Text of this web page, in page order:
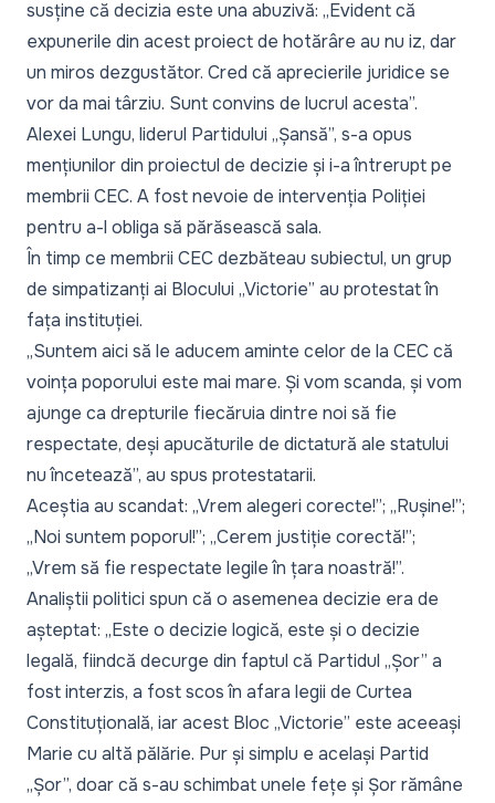
susține că decizia este una abuzivă: „Evident că
expunerile din acest proiect de hotărâre au nu iz, dar
un miros dezgustător. Cred că aprecierile juridice se
vor da mai târziu. Sunt convins de lucrul acesta”.
Alexei Lungu, liderul Partidului „Șansă”, s-a opus
mențiunilor din proiectul de decizie și i-a întrerupt pe
membrii CEC. A fost nevoie de intervenția Poliției
pentru a-l obliga să părăsească sala.
În timp ce membrii CEC dezbăteau subiectul, un grup
de simpatizanți ai Blocului „Victorie” au protestat în
fața instituției.
„Suntem aici să le aducem aminte celor de la CEC că
voința poporului este mai mare. Și vom scanda, și vom
ajunge ca drepturile fiecăruia dintre noi să fie
respectate, deși apucăturile de dictatură ale statului
nu încetează”, au spus protestatarii.
Aceștia au scandat: „Vrem alegeri corecte!”; „Rușine!”;
„Noi suntem poporul!”; „Cerem justiție corectă!”;
„Vrem să fie respectate legile în țara noastră!”.
Analiștii politici spun că o asemenea decizie era de
așteptat: „Este o decizie logică, este și o decizie
legală, fiindcă decurge din faptul că Partidul „Șor” a
fost interzis, a fost scos în afara legii de Curtea
Constituțională, iar acest Bloc „Victorie” este aceeași
Marie cu altă pălărie. Pur și simplu e același Partid
„Șor”, doar că s-au schimbat unele fețe și Șor rămâne